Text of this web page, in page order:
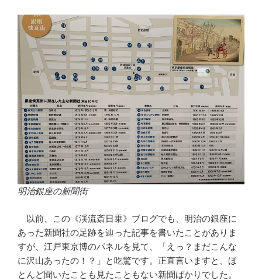
明治銀座の新聞街
以前、この《渓流斎日乗》ブログでも、明治の銀座に
あった新聞社の足跡を辿った記事を書いたことがありま
すが、江戸東京博のパネルを見て、「えっ？まだこんな
に沢山あったの！？」と吃驚です。正直言いますと、ほ
とんど聞いたことも見たこともない新聞ばかりでした。